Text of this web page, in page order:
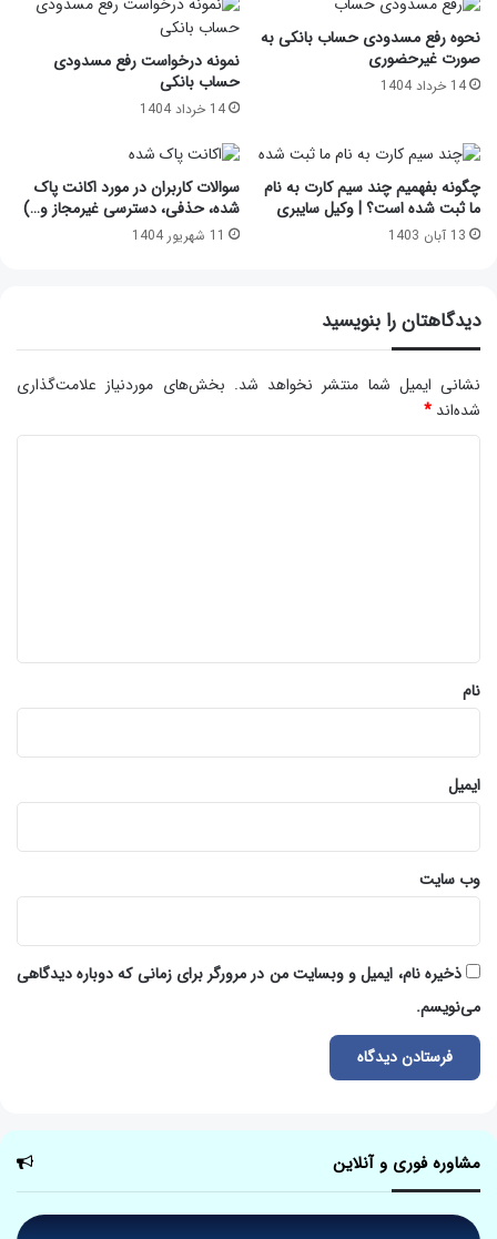
نحوه رفع مسدودی حساب بانکی به
صورت غیرحضوری
14 خرداد 1404
نمونه درخواست رفع مسدودی
حساب بانکی
14 خرداد 1404
چگونه بفهمیم چند سیم کارت به نام
ما ثبت شده است؟ | وکیل سایبری
13 آبان 1403
سوالات کاربران در مورد اکانت پاک
شده، حذفی، دسترسی غیرمجاز و…)
11 شهریور 1404
دیدگاهتان را بنویسید
نشانی ایمیل شما منتشر نخواهد شد. بخش‌های موردنیاز علامت‌گذاری
شده‌اند *
نام
ایمیل
وب‌ سایت
ذخیره نام، ایمیل و وبسایت من در مرورگر برای زمانی که دوباره دیدگاهی
می‌نویسم.
مشاوره فوری و آنلاین